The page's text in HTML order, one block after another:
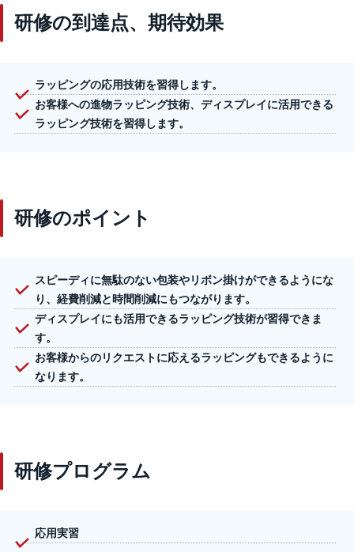
研修の到達点、期待効果
ラッピングの応用技術を習得します。
お客様への進物ラッピング技術、ディスプレイに活用できる
ラッピング技術を習得します。
研修のポイント
スピーディに無駄のない包装やリボン掛けができるようにな
り、経費削減と時間削減にもつながります。
ディスプレイにも活用できるラッピング技術が習得できま
す。
お客様からのリクエストに応えるラッピングもできるように
なります。
研修プログラム
応用実習